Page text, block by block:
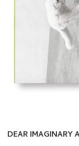
DEAR